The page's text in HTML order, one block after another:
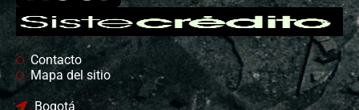
Contacto
Mapa del sitio
Bogotá